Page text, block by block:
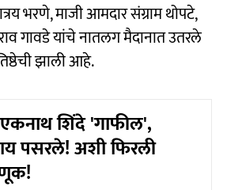
भरणे, माजी आमदार संग्राम थोपटे,
गावडे यांचे नातलग मैदानात उतरले
झाली आहे.
शिंदे 'गाफील',
पसरले! अशी फिरली